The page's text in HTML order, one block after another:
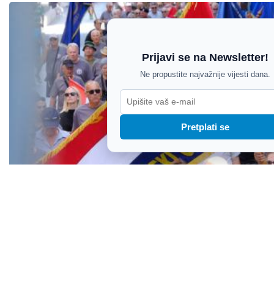
Prijavi se na Newsletter!
Ne propustite najvažnije vijesti dana.
Pretplati se